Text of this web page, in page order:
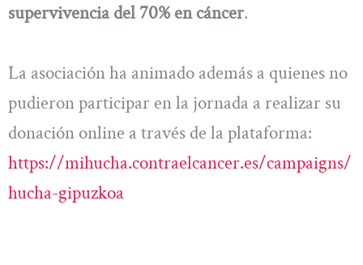
supervivencia del 70% en cáncer.
La asociación ha animado además a quienes no
pudieron participar en la jornada a realizar su
donación online a través de la plataforma:
https://mihucha.contraelcancer.es/campaigns/
hucha-gipuzkoa